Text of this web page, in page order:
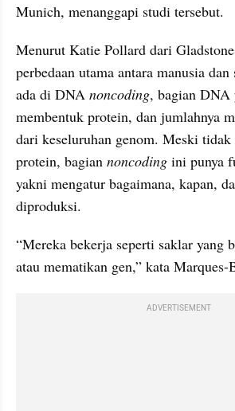
Munich, menanggapi studi tersebut.
Menurut Katie Pollard dari
perbedaan utama antara manusia
ada di DNA noncoding, bagian DNA
membentuk protein, dan jumlahnya
dari keseluruhan genom. Meski tidak
protein, bagian noncoding ini punya
yakni mengatur bagaimana, kapan,
diproduksi.
“Mereka bekerja seperti saklar yang
atau mematikan gen,” kata Marques-
ADVERTISEMENT